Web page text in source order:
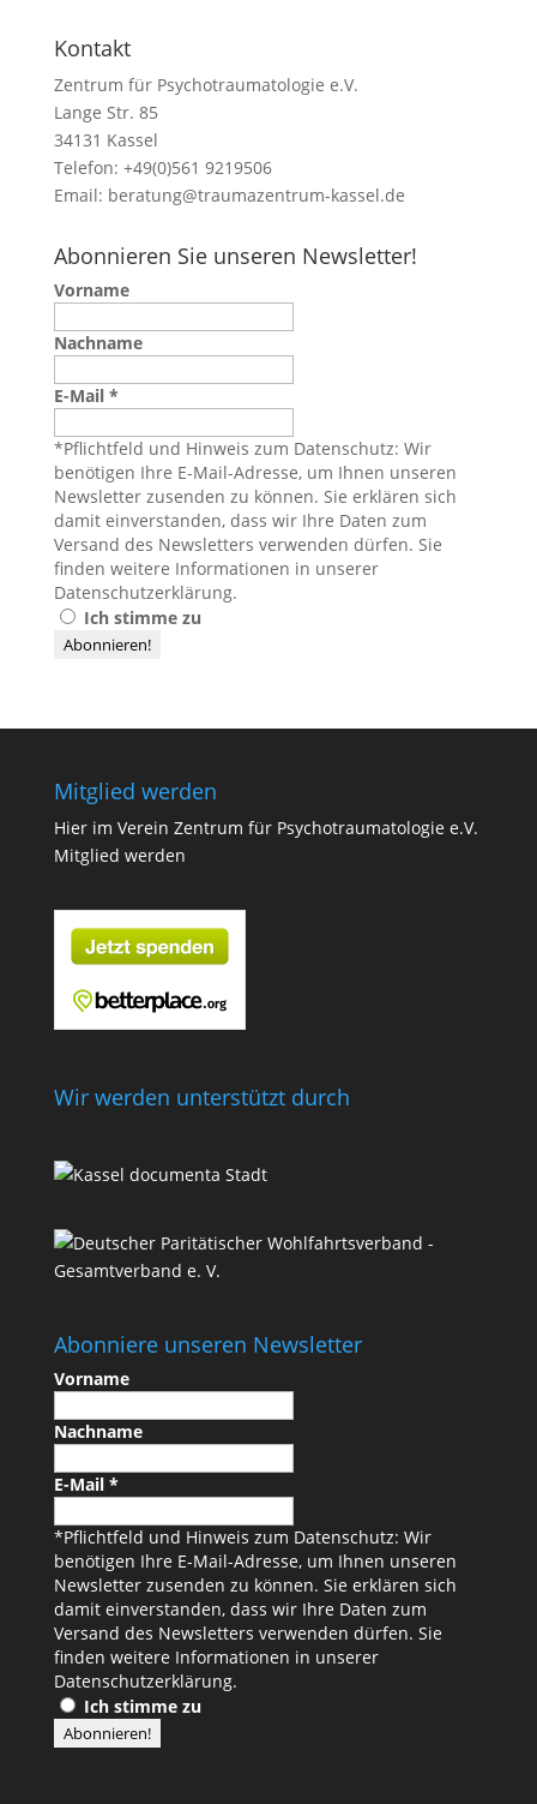
Kontakt
Zentrum für Psychotraumatologie e.V.
Lange Str. 85
34131 Kassel
Telefon: +49(0)561 9219506
Email: beratung@traumazentrum-kassel.de
Abonnieren Sie unseren Newsletter!
Vorname
Nachname
E-Mail *
*Pflichtfeld und Hinweis zum Datenschutz: Wir
benötigen Ihre E-Mail-Adresse, um Ihnen unseren
Newsletter zusenden zu können. Sie erklären sich
damit einverstanden, dass wir Ihre Daten zum
Versand des Newsletters verwenden dürfen. Sie
finden weitere Informationen in unserer
Datenschutzerklärung.
Ich stimme zu
Mitglied werden
Hier im Verein Zentrum für Psychotraumatologie e.V.
Mitglied werden
Wir werden unterstützt durch
Abonniere unseren Newsletter
Vorname
Nachname
E-Mail *
*Pflichtfeld und Hinweis zum Datenschutz: Wir
benötigen Ihre E-Mail-Adresse, um Ihnen unseren
Newsletter zusenden zu können. Sie erklären sich
damit einverstanden, dass wir Ihre Daten zum
Versand des Newsletters verwenden dürfen. Sie
finden weitere Informationen in unserer
Datenschutzerklärung.
Ich stimme zu